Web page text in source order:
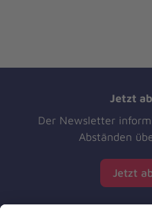
Jetzt
Der Newsletter
Abständen
Jetzt